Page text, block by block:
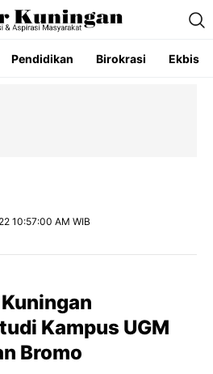
Pendidikan Birokrasi Ekbis
10:57:00 AM WIB
Kampus UGM
Bromo